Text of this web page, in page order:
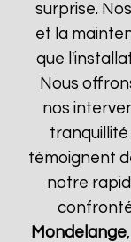
surprise.
et la
que
Nous
nos
témoignent
notre
Mondelange